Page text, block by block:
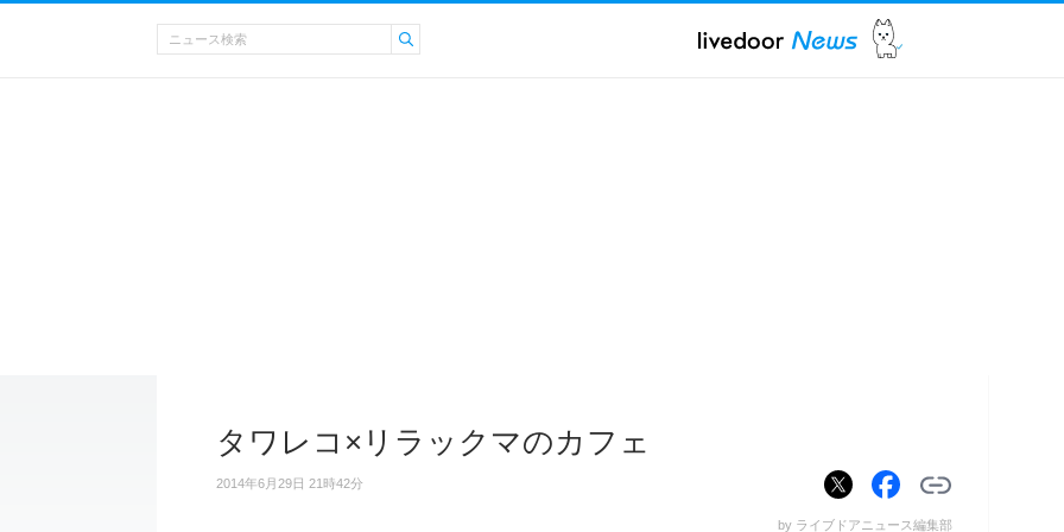
タワレコ×リラックマのカフェ
2014年6月29日 21時42分
by ライブドアニュース編集部